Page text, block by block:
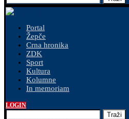
Portal
Žepče
Crna hronika
ZDK
Sport
Kultura
Kolumne
In memoriam
LOGIN
Traži